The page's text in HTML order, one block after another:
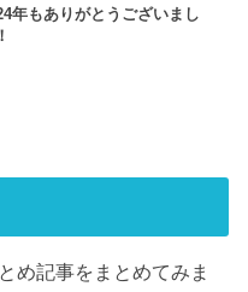
年もありがとうございまし
め記事をまとめてみま